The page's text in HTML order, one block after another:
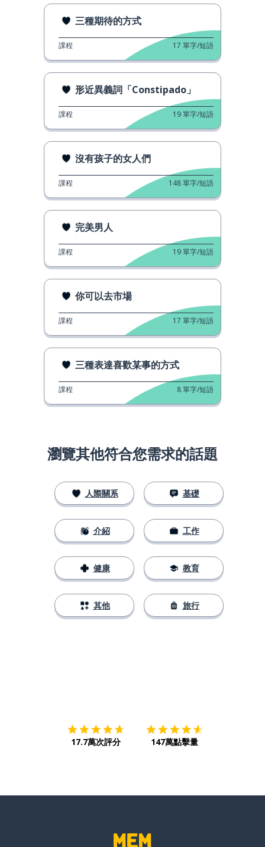
三種期待的方式
課程 17 單字/短語
形近異義詞「Constipado」
課程 19單字/短語
沒有孩子的女人們
課程 148單字/短語
完美男人
課程 19單字/短語
你可以去市場
課程 17 單字/短語
三種表達喜歡某事的方式
課程 8單字/短語
瀏覽其他符合您需求的話題
人際關系
介紹
健康
其他
基礎
工作
教育
旅行
17.7萬次評分 147萬點擊量